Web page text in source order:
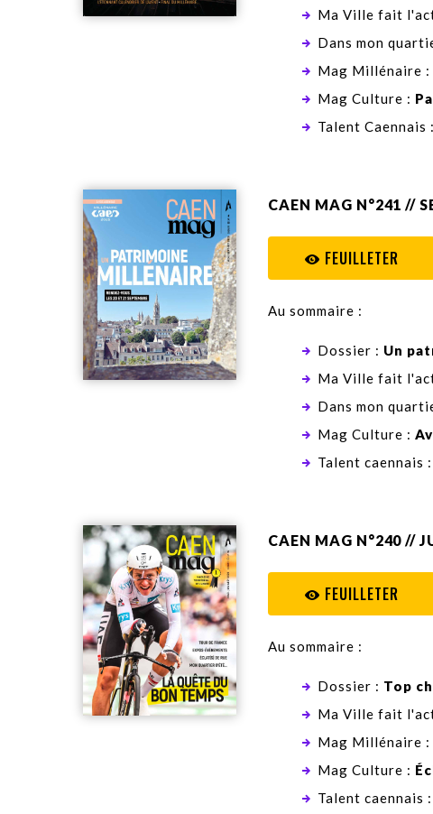
Ma Ville fait
Dans mon
Mag Millénaire :
Mag Culture :
Talent Caennais :
CAEN MAG N°241 //
FEUILLETER
Au sommaire :
Dossier : Un
Ma Ville fait
Dans mon
Mag Culture :
Talent caennais :
CAEN MAG N°240 //
FEUILLETER
Au sommaire :
Dossier : Top
Ma Ville fait
Mag Millénaire :
Mag Culture :
Talent caennais :